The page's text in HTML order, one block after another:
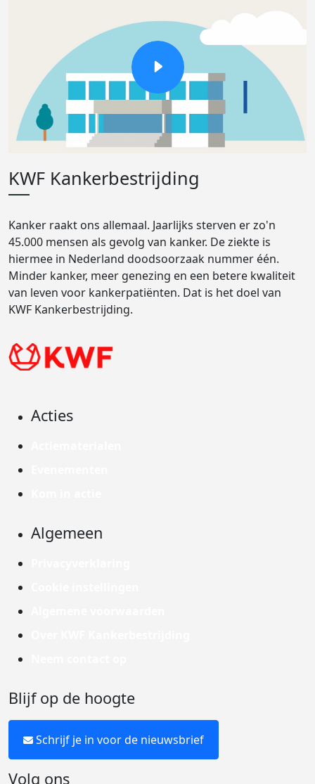
KWF Kankerbestrijding
Kanker raakt ons allemaal. Jaarlijks sterven er zo'n
45.000 mensen als gevolg van kanker. De ziekte is
hiermee in Nederland doodsoorzaak nummer één.
Minder kanker, meer genezing en een betere kwaliteit
van leven voor kankerpatiënten. Dat is het doel van
KWF Kankerbestrijding.
Acties
Algemeen
Blijf op de hoogte
Schrijf je in voor de nieuwsbrief
Volg ons